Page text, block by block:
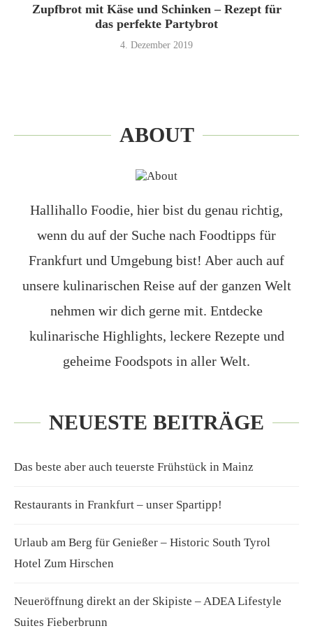
Zupfbrot mit Käse und Schinken – Rezept für
das perfekte Partybrot
4. Dezember 2019
ABOUT
Hallihallo Foodie, hier bist du genau richtig,
wenn du auf der Suche nach Foodtipps für
Frankfurt und Umgebung bist! Aber auch auf
unsere kulinarischen Reise auf der ganzen Welt
nehmen wir dich gerne mit. Entdecke
kulinarische Highlights, leckere Rezepte und
geheime Foodspots in aller Welt.
NEUESTE BEITRÄGE
Das beste aber auch teuerste Frühstück in Mainz
Restaurants in Frankfurt – unser Spartipp!
Urlaub am Berg für Genießer – Historic South Tyrol
Hotel Zum Hirschen
Neueröffnung direkt an der Skipiste – ADEA Lifestyle
Suites Fieberbrunn